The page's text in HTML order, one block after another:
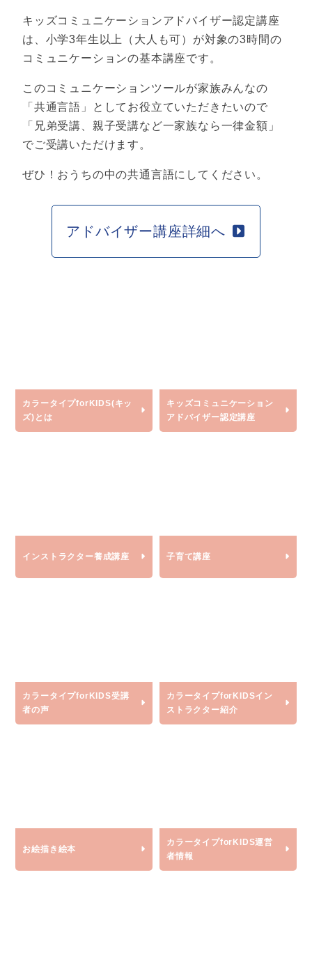
キッズコミュニケーションアドバイザー認定講座
は、小学3年生以上（大人も可）が対象の3時間の
コミュニケーションの基本講座です。
このコミュニケーションツールが家族みんなの
「共通言語」としてお役立ていただきたいので
「兄弟受講、親子受講など一家族なら一律金額」
でご受講いただけます。
ぜひ！おうちの中の共通言語にしてください。
アドバイザー講座詳細へ
カラータイプforKIDS(キッ
ズ) とは
キッズコミュニケーション
アドバイザー認定講座
インストラクター養成講座 子育て講座
カラータイプforKIDS受講
者の声
カラータイプforKIDSイン
ストラクター紹介
お絵描き絵本
カラータイプforKIDS運営
者情報